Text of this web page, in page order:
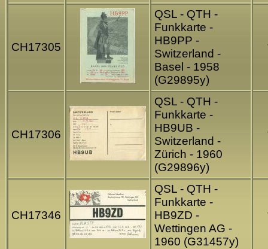
CH17305
QSL - QTH -
Funkkarte -
HB9PP -
Switzerland -
Basel - 1958
(G29895y)
CH17306
QSL - QTH -
Funkkarte -
HB9UB -
Switzerland -
Zürich - 1960
(G29896y)
CH17346
QSL - QTH -
Funkkarte -
HB9ZD -
Wettingen AG -
1960 (G31457y)